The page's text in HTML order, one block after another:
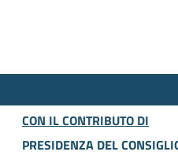
CON IL CONTRIBUTO DI
PRESIDENZA DEL